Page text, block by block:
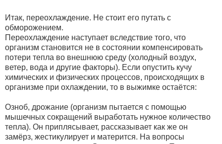
Итак, переохлаждение. Не стоит его путать с
обморожением.
Переохлаждение наступает вследствие того, что
организм становится не в состоянии компенсировать
потери тепла во внешнюю среду (холодный воздух,
ветер, вода и другие факторы). Если опустить кучу
химических и физических процессов, происходящих в
организме при охлаждении, то в выжимке остаётся:
Озноб, дрожание (организм пытается с помощью
мышечных сокращений выработать нужное количество
тепла). Он приплясывает, рассказывает как же он
замёрз, жестикулирует и матерится. На вопросы